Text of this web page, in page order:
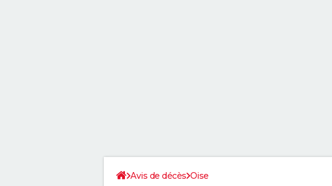
Avis de décès Oise